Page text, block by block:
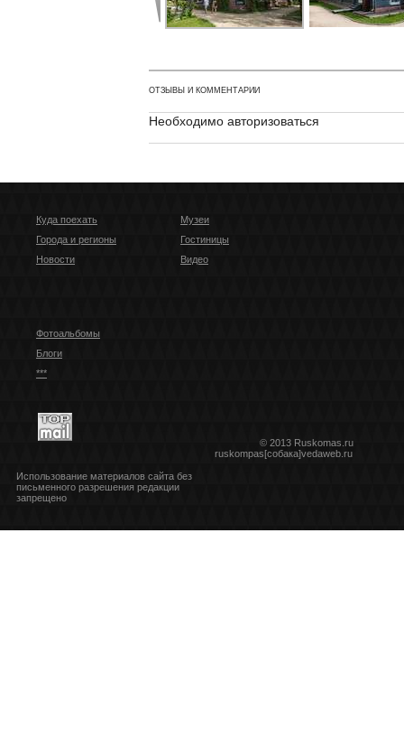
ОТЗЫВЫ И КОММЕНТАРИИ
Необходимо авторизоваться
Куда поехать
Города и регионы
Новости
Музеи
Гостиницы
Видео
Фотоальбомы
Блоги
***
© 2013 Ruskomas.ru
ruskompas[собака]vedaweb.ru
Использование материалов сайта без
письменного разрешения редакции
запрещено